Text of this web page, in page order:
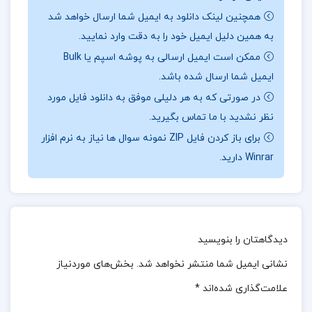
نقد و بررسی کتاب بازشناسی منابع و ماخذ تاریخ ایران
باستان محمود جعفری دهقی:
کتاب “بازشناسی منابع و مآخذ تاریخ ایران باستان”
نوشته محمود جعفری دهقی، یکی از آثار ارزشمند و معتبر
در زمینه تاریخ‌نویسی ایران باستان است.این کتاب با
بهره‌گیری از روش‌های علمی و دقیق به مطالعه و تحلیل
منابع تاریخی ایران باستان پرداخته و به دانشجویان،
پژوهشگران و مورخان کمک می‌کند تا با دقت بیشتری
منابع تاریخی را بررسی کنند و از آن‌ها بهره‌برداری
تاریخی، از جمله منابع مکتوب و غیرمکتوب، پرداخته و
روش‌های مختلف تحلیل و تفسیر این منابع را معرفی کرده
است.او با بررسی آثار باستانی، کتیبه‌ها، نوشته‌های
همچنین لینک دانلود به ایمیل شما ارسال خواهد شد
به همین دلیل ایمیل خود را به دقت وارد نمایید.
ممکن است ایمیل ارسالی به پوشه اسپم یا Bulk
ایمیل شما ارسال شده باشد.
در صورتی که به هر دلیلی موفق به دانلود فایل مورد
نظر نشدید با ما تماس بگیرید.
برای باز کردن فایل ZIP نمونه سوال ها نیاز به نرم افزار
Winrar دارید.
دیدگاهتان را بنویسید
نشانی ایمیل شما منتشر نخواهد شد. بخش‌های موردنیاز
علامت‌گذاری شده‌اند *